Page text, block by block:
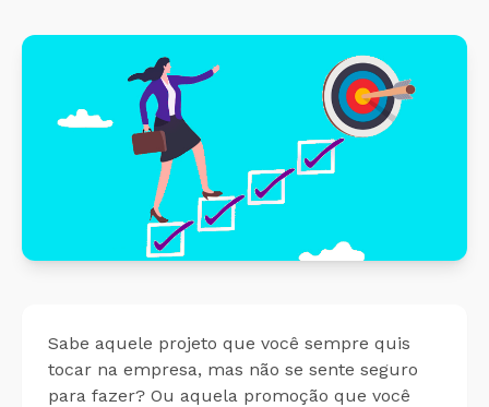
Conheça o produto
Conheça nosso produto de
forma gratuita!
Cálculo
Sabe aquele projeto que você sempre quis
tocar na empresa, mas não se sente seguro
para fazer? Ou aquela promoção que você